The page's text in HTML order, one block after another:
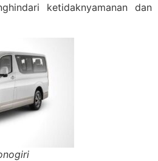
ketidaknyamanan dan